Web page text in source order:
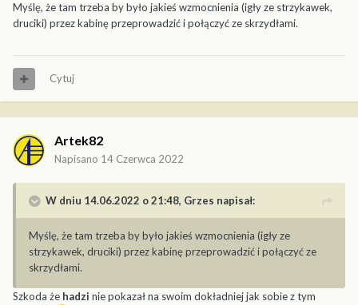
Myślę, że tam trzeba by było jakieś wzmocnienia (igły ze strzykawek,
druciki) przez kabinę przeprowadzić i połączyć ze skrzydłami.
Cytuj
Artek82
Napisano 14 Czerwca 2022
W dniu 14.06.2022 o 21:48, Grzes napisał:
Myślę, że tam trzeba by było jakieś wzmocnienia (igły ze
strzykawek, druciki) przez kabinę przeprowadzić i połączyć ze
skrzydłami.
Szkoda że hadzi nie pokazał na swoim dokładniej jak sobie z tym